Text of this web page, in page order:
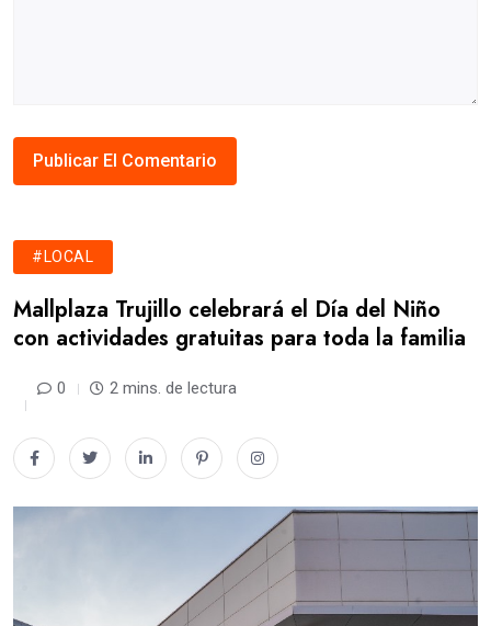
#LOCAL
Mallplaza Trujillo celebrará el Día del Niño
con actividades gratuitas para toda la familia
0 2 mins. de lectura